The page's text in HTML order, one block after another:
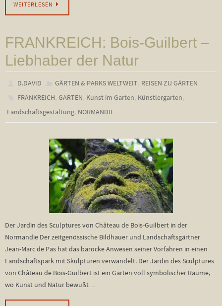
WEITERLESEN
FRANKREICH: Bois-Guilbert –
Liebhaber der Natur
D.DAVID GÄRTEN & PARKS WELTWEIT, REISEN ZU GÄRTEN
FRANKREICH,GARTEN, Kunst im Garten, Künstlergarten,
Landschaftsgestaltung, NORMANDIE
Der Jardin des Sculptures von Château de Bois-Guilbert in der
Normandie Der zeitgenössische Bildhauer und Landschaftsgärtner
Jean-Marc de Pas hat das barocke Anwesen seiner Vorfahren in einen
Landschaftspark mit Skulpturen verwandelt. Der Jardin des Sculptures
von Château de Bois-Guilbert ist ein Garten voll symbolischer Räume,
wo Kunst und Natur bewußt…